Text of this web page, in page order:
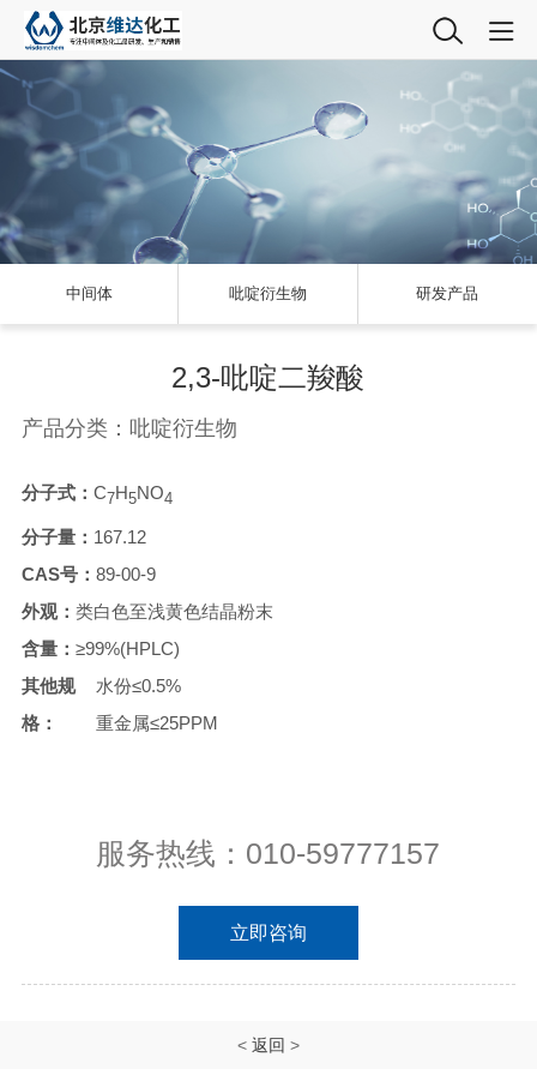
中间体 吡啶衍生物 研发产品
2,3-吡啶二羧酸
产品分类：吡啶衍生物
分子式： C 7H5NO4
分子量： 167.12
CAS号： 89-00-9
外观： 类白色至浅黄色结晶粉末
含量： ≥99%(HPLC)
其他规
格：
水份≤0.5%
重金属≤25PPM
服务热线：010-59777157
立即咨询
< 返回 >